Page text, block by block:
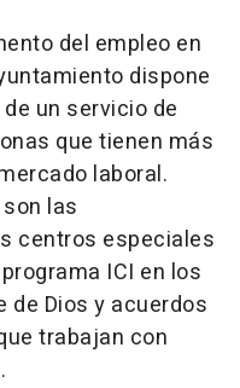
del empleo en
dispone
un servicio de
que tienen más
laboral.
las
centros especiales
ICI en los
de Dios y acuerdos
trabajan con